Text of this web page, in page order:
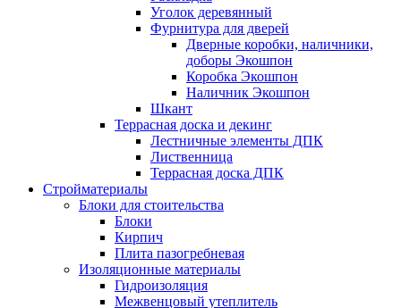
Уголок деревянный
Фурнитура для дверей
Дверные коробки, наличники,
доборы Экошпон
Коробка Экошпон
Наличник Экошпон
Шкант
Террасная доска и декинг
Лестничные элементы ДПК
Лиственница
Террасная доска ДПК
Стройматериалы
Блоки для стоительства
Блоки
Кирпич
Плита пазогребневая
Изоляционные материалы
Гидроизоляция
Межвенцовый утеплитель